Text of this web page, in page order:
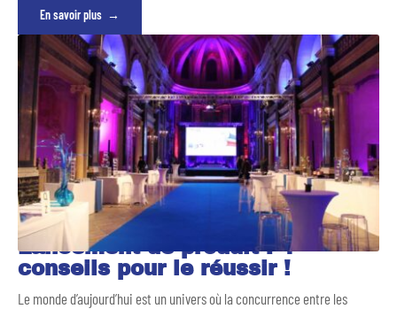
En savoir plus
Lancement de produit : 4
conseils pour le réussir !
Le monde d’aujourd’hui est un univers où la concurrence entre les